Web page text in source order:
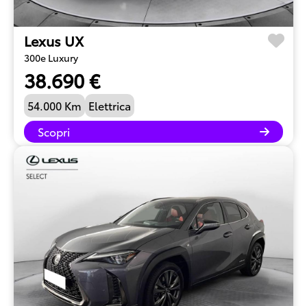
Lexus UX
300e Luxury
38.690 €
54.000 Km Elettrica
Scopri